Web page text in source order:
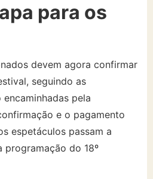
para os
devem agora confirmar
seguindo as
pela
e o pagamento
espetáculos passam a
programação do 18º